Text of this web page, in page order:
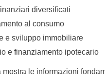
diversificati
al consumo
e sviluppo immobiliare
e finanziamento ipotecario
mostra le informazioni